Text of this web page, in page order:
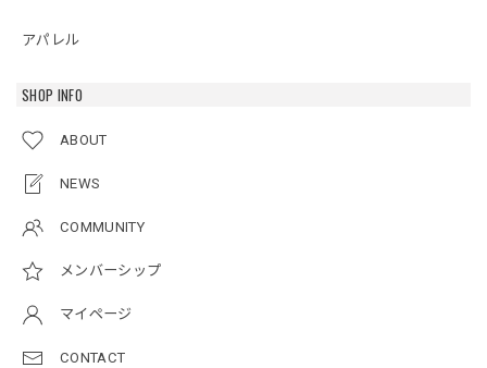
アパレル
SHOP INFO
ABOUT
NEWS
COMMUNITY
メンバーシップ
マイページ
CONTACT